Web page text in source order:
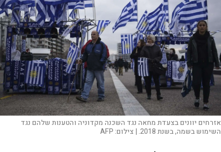
אזרחים יוונים בצעדת מחאה נגד השכנה מקדוניה והטענות שלהם נגד
השימוש בשמה, בשנת 2018. |
צילום:AFP